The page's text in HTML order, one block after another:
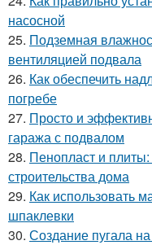
насосной
25. Подземная
вентиляцией подвала
26. Как обеспечить
погребе
27. Просто и
гаража с подвалом
28. Пенопласт и
строительства дома
29. Как использовать
шпаклевки
30. Создание пугала